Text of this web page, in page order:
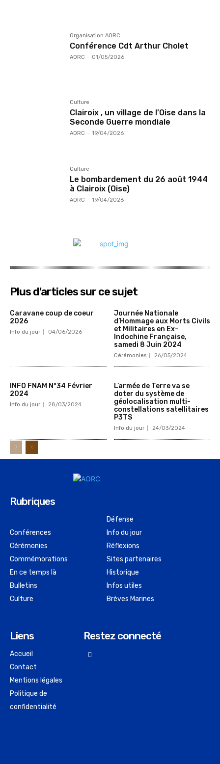
Organisation AORC
Conférence Cdt Arthur Cholet
AORC - 01/05/2026
Culture
Clairoix , un village de l’Oise dans la
Seconde Guerre mondiale
AORC - 19/04/2026
Culture
Le bombardement du 26 août 1944
à Clairoix (Oise)
AORC - 19/04/2026
Plus d'articles sur ce sujet
Caravane coup de coeur
2026
Info du jour 04/06/2026
Journée Nationale
d’Hommage aux Morts Civils
et Militaires en Ex-
Indochine Française,
samedi 8 Juin 2024
Cérémonies 26/05/2024
INFO FNAM N°34 Février
2024
Info du jour 28/03/2024
L’armée de Terre va se
doter du système de
géolocalisation multi-
constellations satellitaires
P3TS
Info du jour 24/03/2024
Rubriques
Conférences
Cérémonies
Commémorations
En ce temps là
Bulletins
Culture
Défense
Info du jour
Réflexions
Sites partenaires
Historique
Infos utiles
Brèves Marines
Liens
Accueil
Contact
Mentions légales
Politique de
confidentialité
Restez connecté